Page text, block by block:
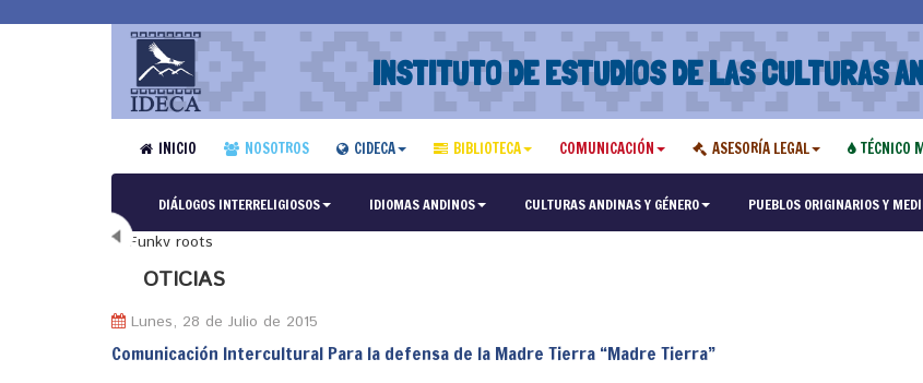
INSTITUTO DE ESTUDIOS DE LAS CULTURAS
INICIO NOSOTROS CIDECA BIBLIOTECA COMUNICACIÓN ASESORÍA LEGAL TÉCNICO
DIÁLOGOS INTERRELIGIOSOS IDIOMAS ANDINOS CULTURAS ANDINAS Y GÉNERO PUEBLOS ORIGINARIOS Y
OTICIAS
Lunes, 28 de Julio de 2015
Comunicación Intercultural Para la defensa de la Madre Tierra “Madre Tierra”